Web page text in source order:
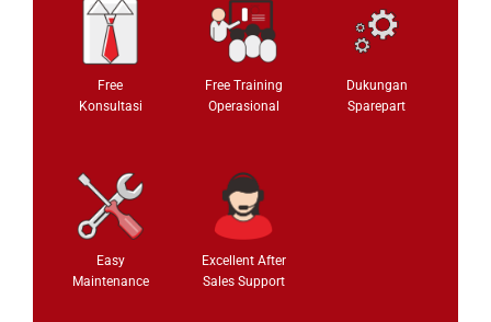
Free
Konsultasi
Free Training
Operasional
Dukungan
Sparepart
Easy
Maintenance
Excellent After
Sales Support